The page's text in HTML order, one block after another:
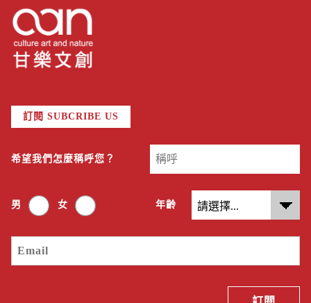
訂閱 SUBCRIBE US
希望我們怎麼稱呼您？
男 女 年齡